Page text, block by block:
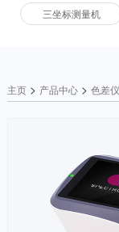
三坐标测量机
主页> 产品中心> 色差仪